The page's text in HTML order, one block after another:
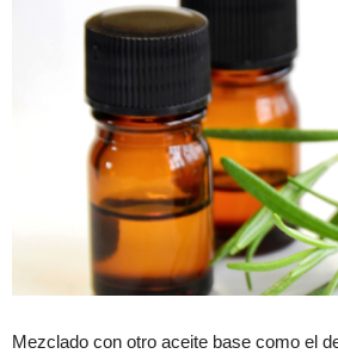
Mezclado con otro aceite base como el